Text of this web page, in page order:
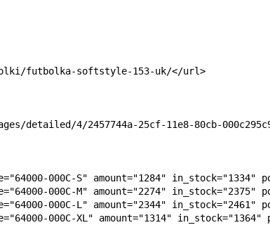
futbolka-softstyle-153-uk/</url>
detailed/4/2457744a-25cf-11e8-80cb-
000C-S" amount="1284"
000C-M" amount="2274"
000C-L" amount="2344"
000C-XL" amount="1314"